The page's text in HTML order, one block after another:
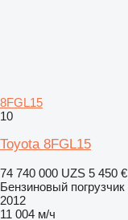
8FGL15
10
Toyota 8FGL15
74 740 000 UZS 5 450 €
Бензиновый погрузчик
2012
11 004 м/ч